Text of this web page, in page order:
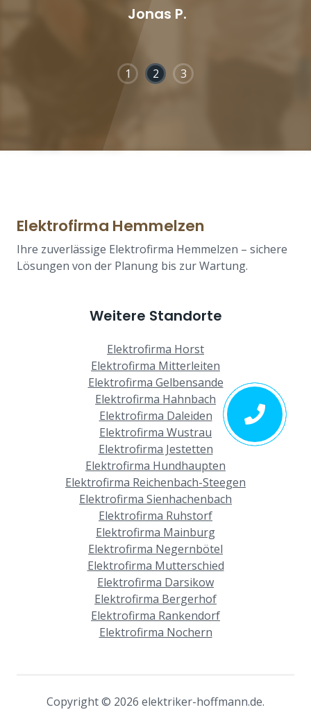
Jonas P.
1 2 3
Elektrofirma Hemmelzen
Ihre zuverlässige Elektrofirma Hemmelzen – sichere
Lösungen von der Planung bis zur Wartung.
Weitere Standorte
Elektrofirma Horst
Elektrofirma Mitterleiten
Elektrofirma Gelbensande
Elektrofirma Hahnbach
Elektrofirma Daleiden
Elektrofirma Wustrau
Elektrofirma Jestetten
Elektrofirma Hundhaupten
Elektrofirma Reichenbach-Steegen
Elektrofirma Sienhachenbach
Elektrofirma Ruhstorf
Elektrofirma Mainburg
Elektrofirma Negernbötel
Elektrofirma Mutterschied
Elektrofirma Darsikow
Elektrofirma Bergerhof
Elektrofirma Rankendorf
Elektrofirma Nochern
Copyright © 2026 elektriker-hoffmann.de.